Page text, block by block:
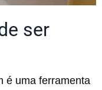
ser
é uma ferramenta